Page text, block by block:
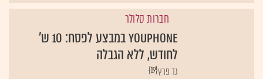
חברות סלולר
YouPhone במבצע לפסח: 10 ש'
לחודש, ללא הגבלה
{19}גד פרץ